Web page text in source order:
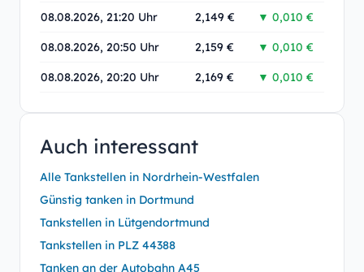
08.08.2026, 21:20 Uhr 2,149 € ▼ 0,010 €
08.08.2026, 20:50 Uhr 2,159 € ▼ 0,010 €
08.08.2026, 20:20 Uhr 2,169 € ▼ 0,010 €
Auch interessant
Alle Tankstellen in Nordrhein-Westfalen
Günstig tanken in Dortmund
Tankstellen in Lütgendortmund
Tankstellen in PLZ 44388
Tanken an der Autobahn A45